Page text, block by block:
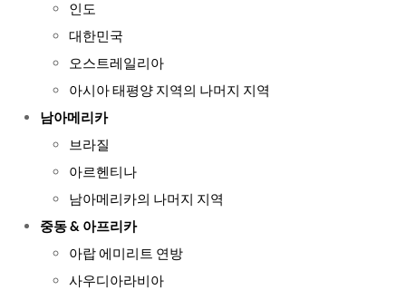
인도
대한민국
오스트레일리아
아시아 태평양 지역의 나머지 지역
남아메리카
브라질
아르헨티나
남아메리카의 나머지 지역
중동 & 아프리카
아랍 에미리트 연방
사우디아라비아